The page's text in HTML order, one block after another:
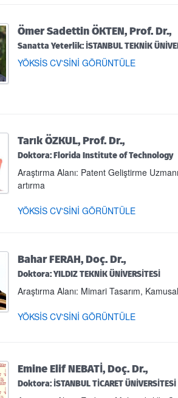
Ömer Sadettin ÖKTEN, Prof. Dr.,
Sanatta Yeterlik: İSTANBUL TEKNİK
YÖKSİS CV'SİNİ GÖRÜNTÜLE
Tarık ÖZKUL, Prof. Dr.,
Doktora: Florida Institute of Technology
Araştırma Alanı: Patent Geliştirme
artırma
YÖKSİS CV'SİNİ GÖRÜNTÜLE
Bahar FERAH, Doç. Dr.,
Doktora: YILDIZ TEKNİK ÜNİVERSİTESİ
Araştırma Alanı: Mimari Tasarım,
YÖKSİS CV'SİNİ GÖRÜNTÜLE
Emine Elif NEBATİ, Doç. Dr.,
Doktora: İSTANBUL TİCARET ÜNİVERSİTESİ